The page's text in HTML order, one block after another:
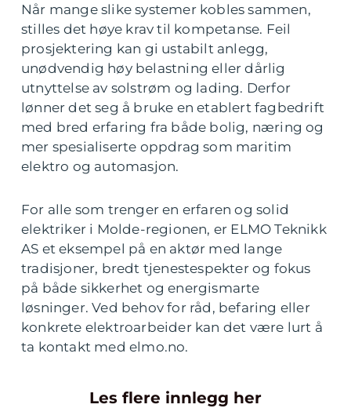
Når mange slike systemer kobles sammen,
stilles det høye krav til kompetanse. Feil
prosjektering kan gi ustabilt anlegg,
unødvendig høy belastning eller dårlig
utnyttelse av solstrøm og lading. Derfor
lønner det seg å bruke en etablert fagbedrift
med bred erfaring fra både bolig, næring og
mer spesialiserte oppdrag som maritim
elektro og automasjon.
For alle som trenger en erfaren og solid
elektriker i Molde-regionen, er ELMO Teknikk
AS et eksempel på en aktør med lange
tradisjoner, bredt tjenestespekter og fokus
på både sikkerhet og energismarte
løsninger. Ved behov for råd, befaring eller
konkrete elektroarbeider kan det være lurt å
ta kontakt med elmo.no.
Les flere innlegg her